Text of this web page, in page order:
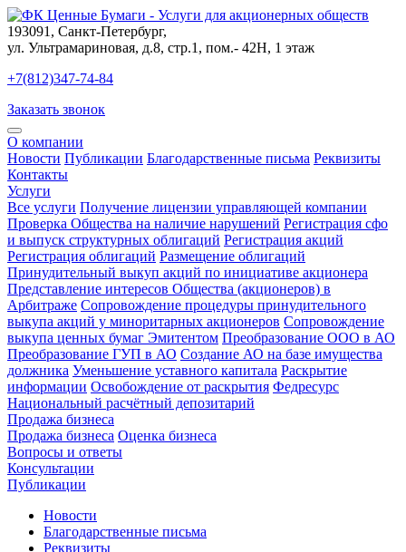
193091 , Санкт-Петербург,
ул. Ультрамариновая, д.8, стр.1, пом.- 42Н, 1 этаж
+7(812)347-74-84
Заказать звонок
О компании
Новости Публикации Благодарственные письма Реквизиты
Контакты
Услуги
Все услуги Получение лицензии управляющей компании
Проверка Общества на наличие нарушений Регистрация сфо
и выпуск структурных облигаций Регистрация акций
Регистрация облигаций Размещение облигаций
Принудительный выкуп акций по инициативе акционера
Представление интересов Общества (акционеров) в
Арбитраже Сопровождение процедуры принудительного
выкупа акций у миноритарных акционеров Сопровождение
выкупа ценных бумаг Эмитентом Преобразование ООО в АО
Преобразование ГУП в АО Создание АО на базе имущества
должника Уменьшение уставного капитала Раскрытие
информации Освобождение от раскрытия Федресурс
Национальный расчётный депозитарий
Продажа бизнеса
Продажа бизнеса Оценка бизнеса
Вопросы и ответы
Консультации
Публикации
Новости
Благодарственные письма
Реквизиты